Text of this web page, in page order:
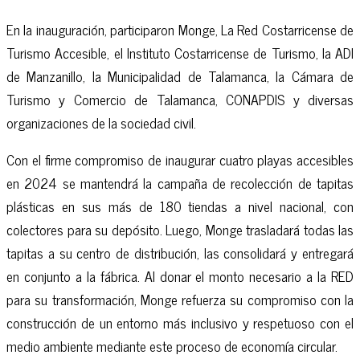
En la inauguración, participaron Monge, La Red Costarricense de
Turismo Accesible, el Instituto Costarricense de Turismo, la ADI
de Manzanillo, la Municipalidad de Talamanca, la Cámara de
Turismo y Comercio de Talamanca, CONAPDIS y diversas
organizaciones de la sociedad civil.
Con el firme compromiso de inaugurar cuatro playas accesibles
en 2024 se mantendrá la campaña de recolección de tapitas
plásticas en sus más de 180 tiendas a nivel nacional, con
colectores para su depósito. Luego, Monge trasladará todas las
tapitas a su centro de distribución, las consolidará y entregará
en conjunto a la fábrica. Al donar el monto necesario a la RED
para su transformación, Monge refuerza su compromiso con la
construcción de un entorno más inclusivo y respetuoso con el
medio ambiente mediante este proceso de economía circular.